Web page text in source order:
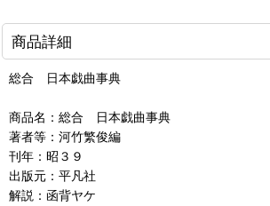
商品詳細
総合 日本戯曲事典
商品名：総合 日本戯曲事典
著者等：河竹繁俊編
刊年：昭３９
出版元：平凡社
解説：函背ヤケ